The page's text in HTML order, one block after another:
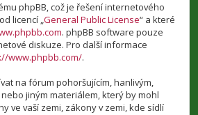
phpBB, což je řešení internetového
licencí „General Public License“ a které
. phpBB software pouze
diskuze. Pro další informace
www.phpbb.com/.
na fórum pohoršujícím, hanlivým,
jiným materiálem, který by mohl
ve vaší zemi, zákony v zemi, kde sídlí